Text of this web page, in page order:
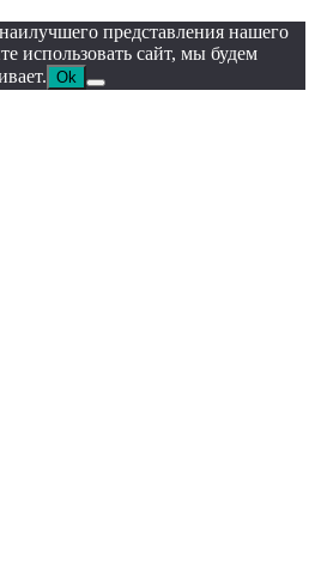
представления нашего
использовать сайт, мы будем
Ok